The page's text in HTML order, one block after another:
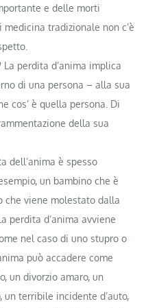
e delle morti
tradizionale non c’è
La perdita d’anima implica
di una persona – alla sua
cos’ è quella persona. Di
della sua
dell’anima è spesso
un bambino che è
che viene molestato dalla
perdita d’anima avviene
nel caso di uno stupro o
può accadere come
un divorzio amaro, un
terribile incidente d’auto,